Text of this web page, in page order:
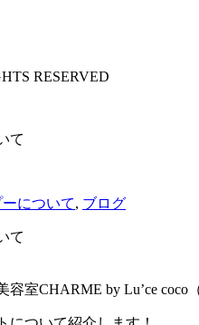
RESERVED
て
について, ブログ
て
容室CHARME by Lu’ce